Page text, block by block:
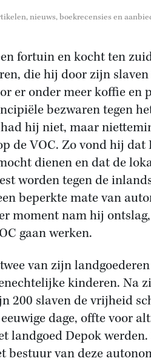
nieuws, boekrecensies en
fortuin en kocht ten
die hij door zijn
er onder meer koffie en
bezwaren tegen
had hij niet, maar
de VOC. Zo vond hij
dienen en dat de
worden tegen de
beperkte mate van
moment nam hij
gaan werken.
van zijn
kinderen. Na
200 slaven de vrijheid
dage, offte voor
landgoed Depok
bestuur van deze